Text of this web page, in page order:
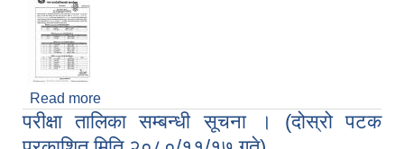
Read more
परीक्षा तालिका सम्बन्धी सूचना । (दोस्रो पटक